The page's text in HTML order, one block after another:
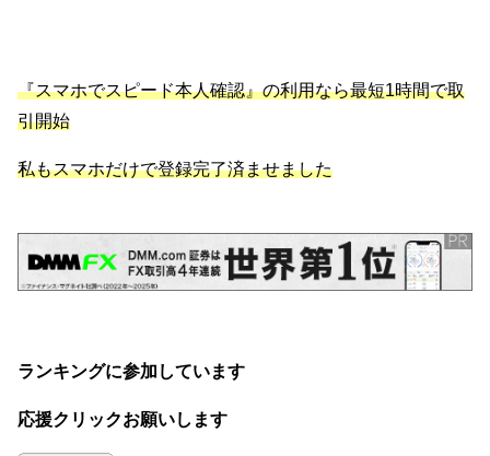
『スマホでスピード本人確認』の利用なら最短1時間で取
引開始
私もスマホだけで登録完了済ませました
ランキングに参加しています
応援クリックお願いします